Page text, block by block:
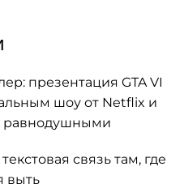
презентация GTA VI
шоу от Netflix и
равнодушными
связь там, где
выть